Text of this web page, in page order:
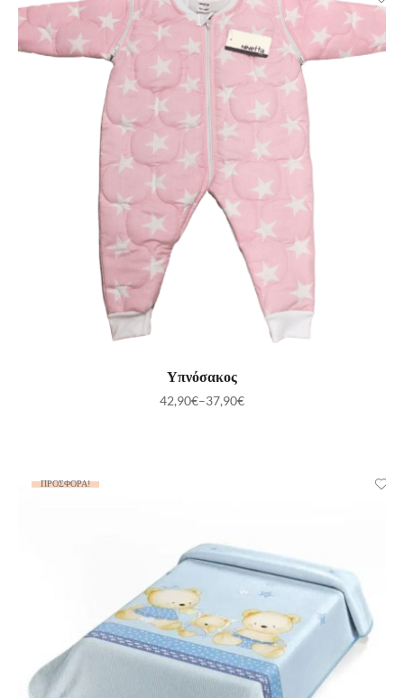
ΕΠΙΛΟΓΉ
Υπνόσακος
37,90€
–
42,90€
ΠΡΟΣΦΟΡΆ!